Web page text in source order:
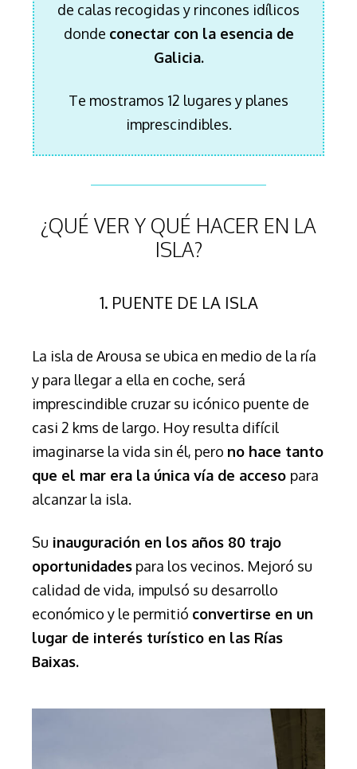
de calas recogidas y rincones idílicos
donde conectar con la esencia de
Galicia.
Te mostramos 12 lugares y planes
imprescindibles.
¿QUÉ VER Y QUÉ HACER EN LA
ISLA?
1. PUENTE DE LA ISLA
La isla de Arousa se ubica en medio de la ría
y para llegar a ella en coche, será
imprescindible cruzar su icónico puente de
casi 2 kms de largo. Hoy resulta difícil
imaginarse la vida sin él, pero no hace tanto
que el mar era la única vía de acceso para
alcanzar la isla.
Su inauguración en los años 80 trajo
oportunidades para los vecinos. Mejoró su
calidad de vida, impulsó su desarrollo
económico y le permitió convertirse en un
lugar de interés turístico en las Rías
Baixas.